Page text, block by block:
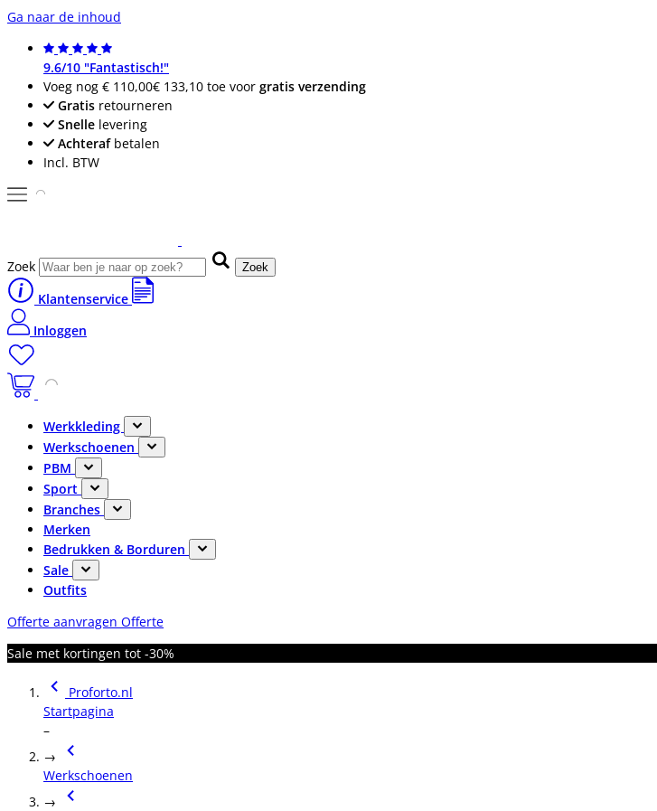
Ga naar de inhoud
9.6/10 "Fantastisch!"
Voeg nog € 110,00€ 133,10 toe voor gratis verzending
Gratis retourneren
Snelle levering
Achterafbetalen
Incl. BTW
Zoek Zoek
Klantenservice
Inloggen
Werkkleding
Werkschoenen
PBM
Sport
Branches
Merken
Bedrukken & Borduren
Sale
Outfits
Offerte aanvragen Offerte
Sale met kortingen tot -30%
Proforto.nl
Startpagina
–
→
Werkschoenen
→